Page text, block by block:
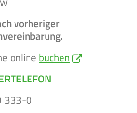
vorheriger
online buchen
333-0